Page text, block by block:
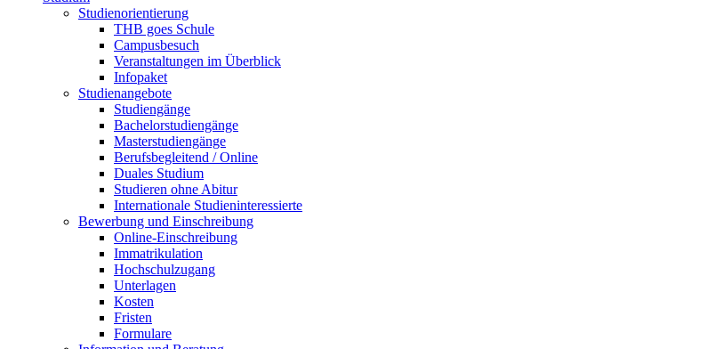
Studienorientierung
THB goes Schule
Campusbesuch
Veranstaltungen im Überblick
Infopaket
Studienangebote
Studiengänge
Bachelorstudiengänge
Masterstudiengänge
Berufsbegleitend / Online
Duales Studium
Studieren ohne Abitur
Internationale Studieninteressierte
Bewerbung und Einschreibung
Online-Einschreibung
Immatrikulation
Hochschulzugang
Unterlagen
Kosten
Fristen
Formulare